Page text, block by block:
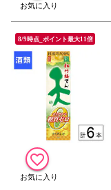
8/9時点_ポイント最大11倍